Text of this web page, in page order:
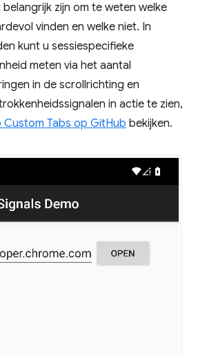
zijn om te weten welke
vinden en welke niet. In
kunt u sessiespecifieke
meten via het aantal
in de scrollrichting en
in actie te zien,
Tabs op GitHub bekijken.